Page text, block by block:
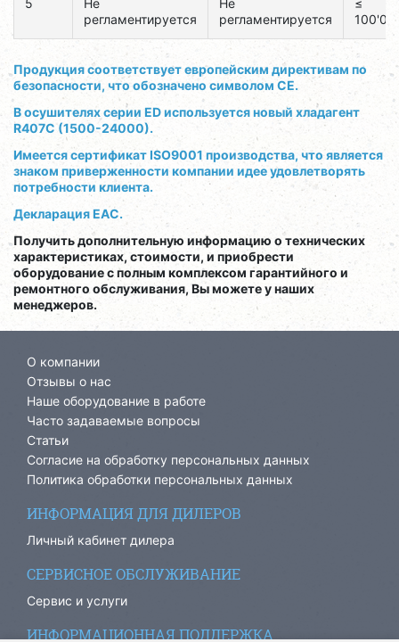
5
Не
регламентируется
Не
регламентируется
≤
Продукция соответствует европейским директивам по
безопасности, что обозначено символом CE.
В осушителях серии ED используется новый хладагент
R407C (1500-24000).
Имеется сертификат ISO9001 производства, что является
знаком приверженности компании идее удовлетворять
потребности клиента.
Декларация EAC.
Получить дополнительную информацию о технических
характеристиках, стоимости, и приобрести
оборудование с полным комплексом гарантийного и
ремонтного обслуживания, Вы можете у наших
менеджеров.
О компании
Отзывы о нас
Наше оборудование в работе
Часто задаваемые вопросы
Статьи
Согласие на обработку персональных данных
Политика обработки персональных данных
ИНФОРМАЦИЯ ДЛЯ ДИЛЕРОВ
Личный кабинет дилера
СЕРВИСНОЕ ОБСЛУЖИВАНИЕ
Сервис и услуги
ИНФОРМАЦИОННАЯ ПОДДЕРЖКА